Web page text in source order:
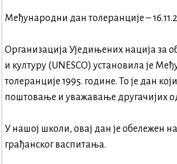
Међународни дан толеранције –
Организација Уједињених нација за
и културу (UNESCO) установила је
толеранције 1995. године. То је дан
поштовање и уважавање другачијих
У нашој школи, овај дан је обележен
грађанског васпитања.